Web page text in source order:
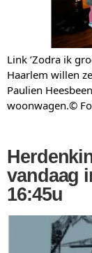
Link ’Zodra ik
Haarlem willen
Paulien
woonwagen.©
vandaag
16:45u